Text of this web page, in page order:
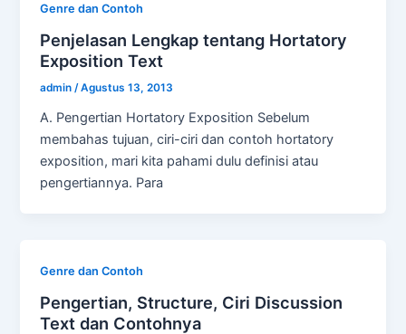
Genre dan Contoh
Penjelasan Lengkap tentang Hortatory
Exposition Text
admin/Agustus 13, 2013
A. Pengertian Hortatory Exposition Sebelum
membahas tujuan, ciri-ciri dan contoh hortatory
exposition, mari kita pahami dulu definisi atau
pengertiannya. Para
Genre dan Contoh
Pengertian, Structure, Ciri Discussion
Text dan Contohnya